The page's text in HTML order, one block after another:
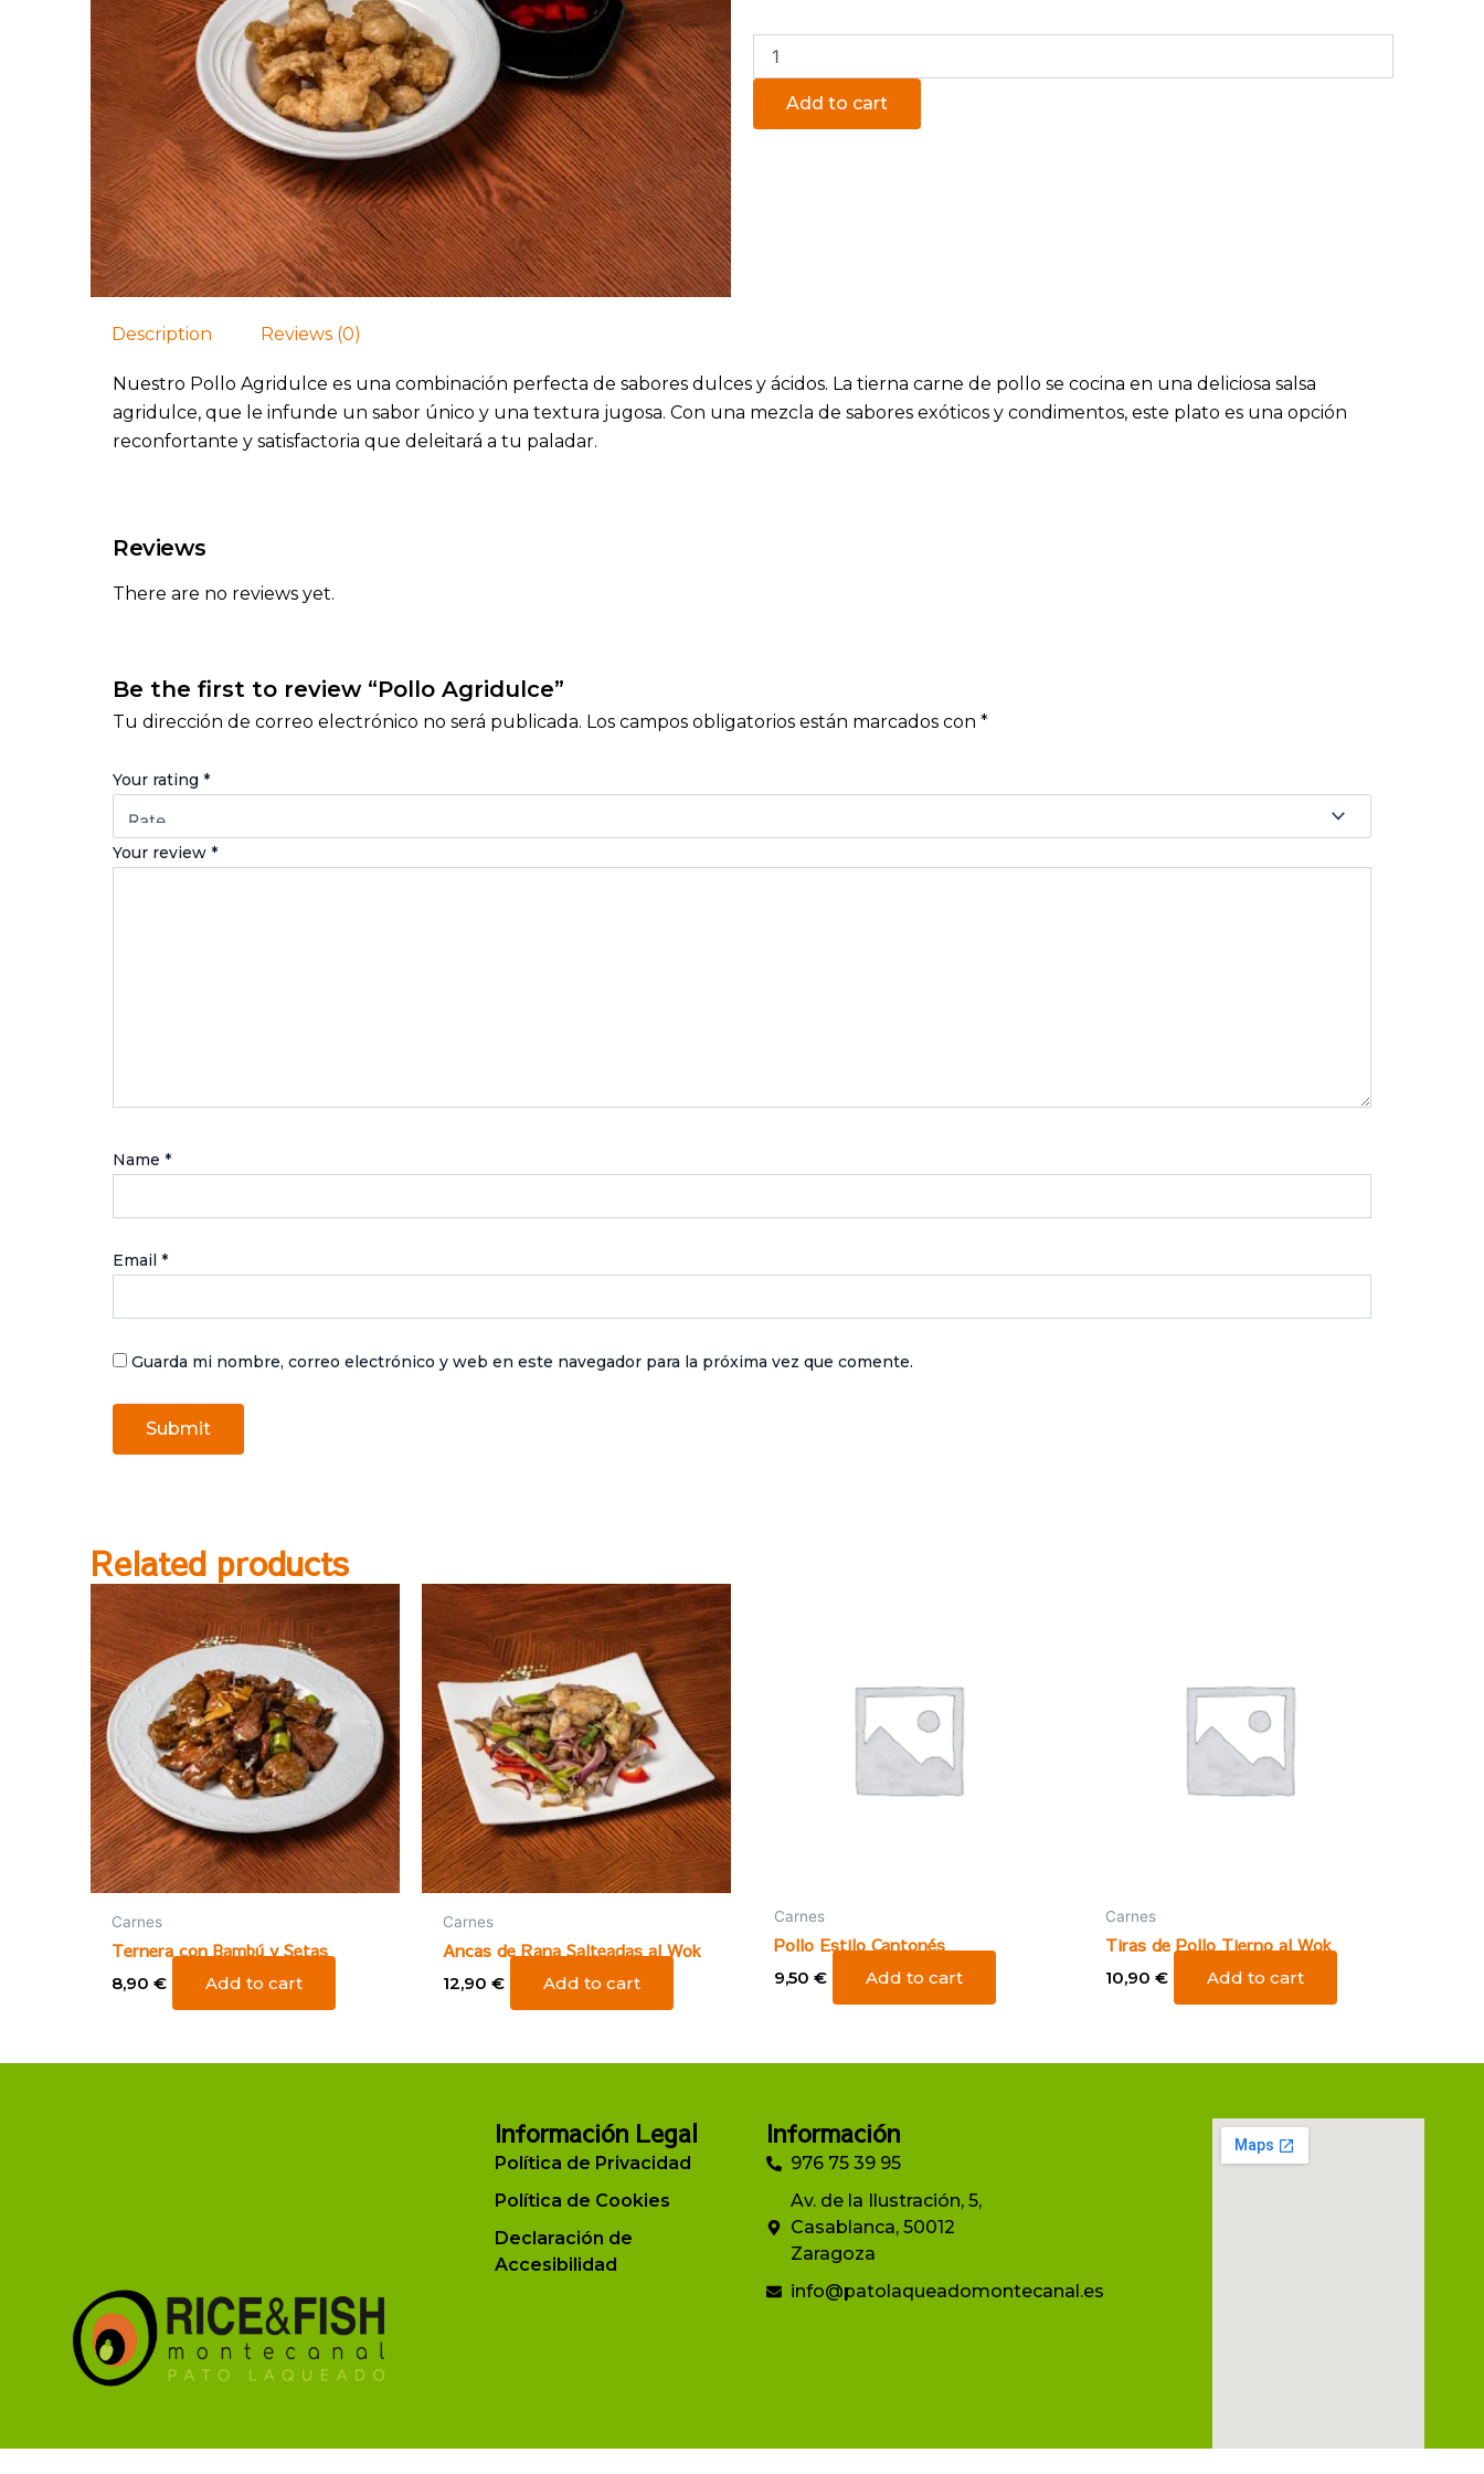
Agridulce
quantity
Add to cart
Description Reviews (0)
Nuestro Pollo Agridulce es una combinación perfecta de sabores dulces y ácidos. La tierna carne de pollo se cocina en una deliciosa salsa
agridulce, que le infunde un sabor único y una textura jugosa. Con una mezcla de sabores exóticos y condimentos, este plato es una opción
reconfortante y satisfactoria que deleitará a tu paladar.
Reviews
There are no reviews yet.
Be the first to review “Pollo Agridulce”
Tu dirección de correo electrónico no será publicada. Los campos obligatorios están marcados con *
Your rating *
Your review *
Name *
Email *
Guarda mi nombre, correo electrónico y web en este navegador para la próxima vez que comente.
Related products
Carnes
Ternera con Bambú y Setas
8,90€ Add to cart
Carnes
Ancas de Rana Salteadas al Wok
12,90€ Add to cart
Carnes
Pollo Estilo Cantonés
9,50€ Add to cart
Carnes
Tiras de Pollo Tierno al Wok
10,90€ Add to cart
Información Legal
Política de Privacidad
Política de Cookies
Declaración de
Accesibilidad
Información
976 75 39 95
Av. de la Ilustración, 5,
Casablanca, 50012
Zaragoza
info@patolaqueadomontecanal.es